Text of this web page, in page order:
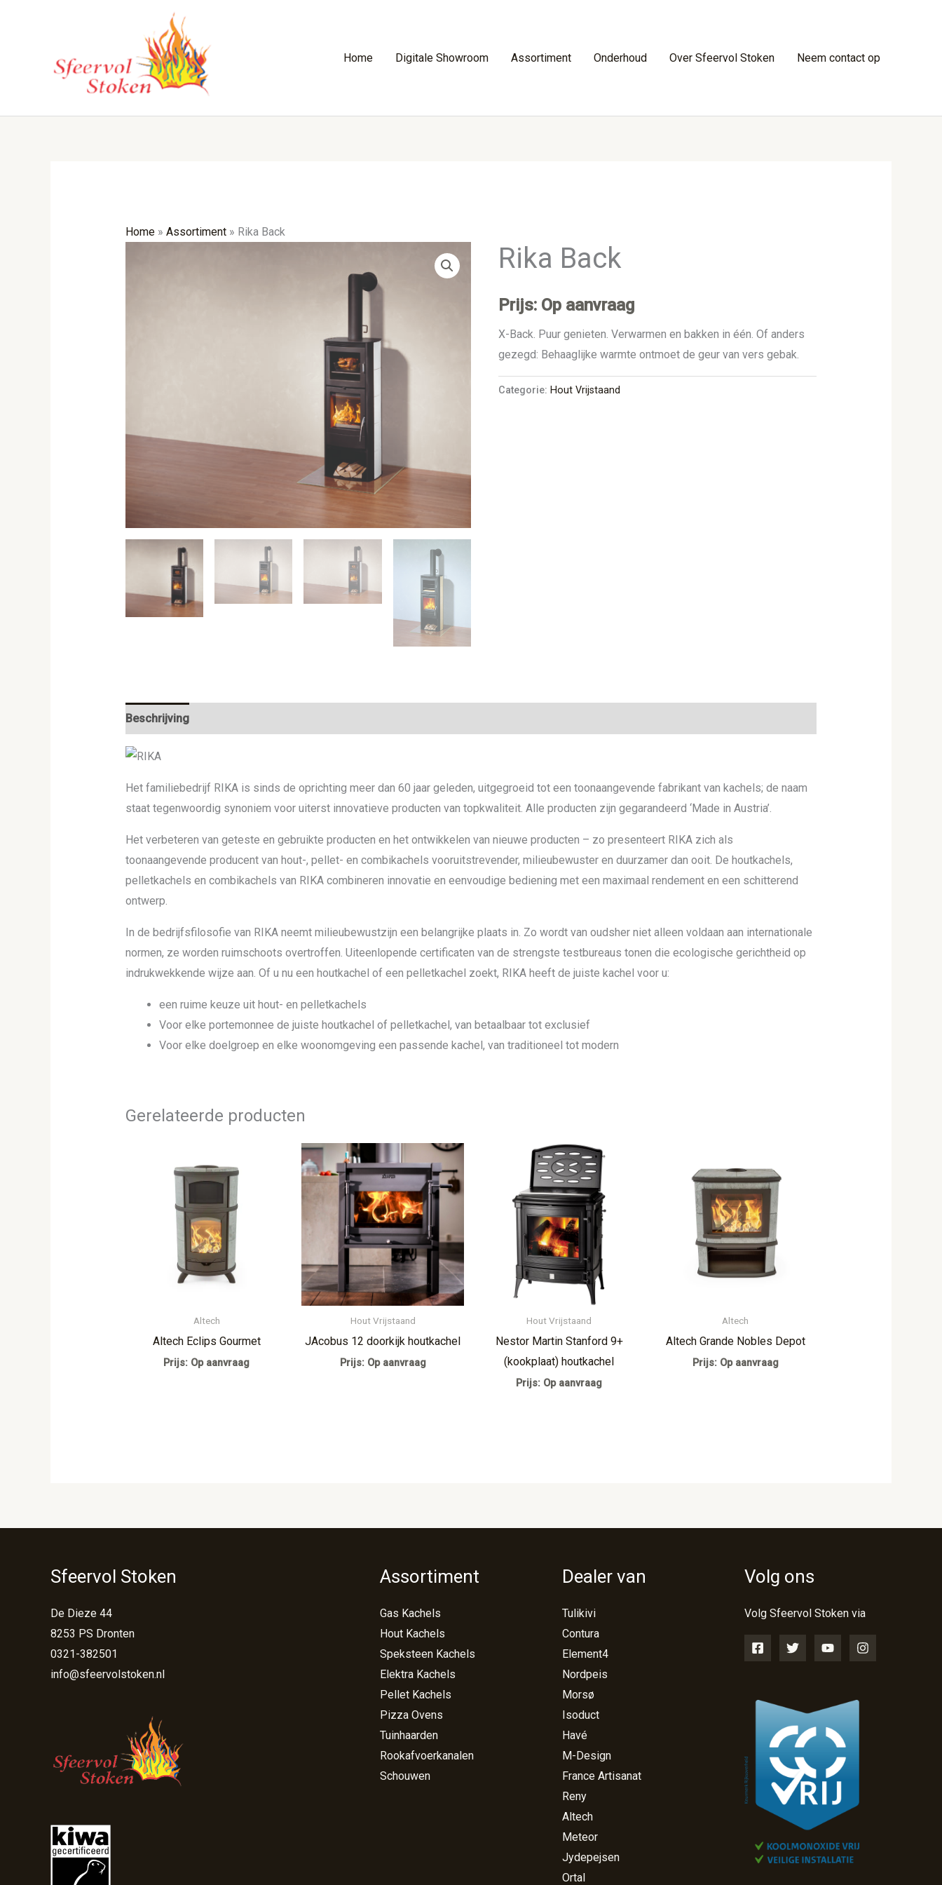
Home Digitale Showroom Assortiment Onderhoud Over Sfeervol Stoken Neem contact op
Home» Assortiment» Rika Back
Rika Back
Prijs: Op aanvraag
X-Back. Puur genieten. Verwarmen en bakken in één. Of anders
gezegd: Behaaglijke warmte ontmoet de geur van vers gebak.
Categorie: Hout Vrijstaand
Beschrijving
Het familiebedrijf RIKA is sinds de oprichting meer dan 60 jaar geleden, uitgegroeid tot een toonaangevende fabrikant van kachels; de naam
staat tegenwoordig synoniem voor uiterst innovatieve producten van topkwaliteit. Alle producten zijn gegarandeerd ‘Made in Austria’.
Het verbeteren van geteste en gebruikte producten en het ontwikkelen van nieuwe producten – zo presenteert RIKA zich als
toonaangevende producent van hout-, pellet- en combikachels vooruitstrevender, milieubewuster en duurzamer dan ooit. De houtkachels,
pelletkachels en combikachels van RIKA combineren innovatie en eenvoudige bediening met een maximaal rendement en een schitterend
ontwerp.
In de bedrijfsfilosofie van RIKA neemt milieubewustzijn een belangrijke plaats in. Zo wordt van oudsher niet alleen voldaan aan internationale
normen, ze worden ruimschoots overtroffen. Uiteenlopende certificaten van de strengste testbureaus tonen die ecologische gerichtheid op
indrukwekkende wijze aan. Of u nu een houtkachel of een pelletkachel zoekt, RIKA heeft de juiste kachel voor u:
een ruime keuze uit hout- en pelletkachels
Voor elke portemonnee de juiste houtkachel of pelletkachel, van betaalbaar tot exclusief
Voor elke doelgroep en elke woonomgeving een passende kachel, van traditioneel tot modern
Gerelateerde producten
Altech
Altech Eclips Gourmet
Prijs: Op aanvraag
Hout Vrijstaand
JAcobus 12 doorkijk houtkachel
Prijs: Op aanvraag
Hout Vrijstaand
Nestor Martin Stanford 9+
(kookplaat) houtkachel
Prijs: Op aanvraag
Altech
Altech Grande Nobles Depot
Prijs: Op aanvraag
Sfeervol Stoken
De Dieze 44
8253 PS Dronten
0321-382501
info@sfeervolstoken.nl
Assortiment
Gas Kachels
Hout Kachels
Speksteen Kachels
Elektra Kachels
Pellet Kachels
Pizza Ovens
Tuinhaarden
Rookafvoerkanalen
Schouwen
Dealer van
Tulikivi
Contura
Element4
Nordpeis
Morsø
Isoduct
Havé
M-Design
France Artisanat
Reny
Altech
Meteor
Jydepejsen
Ortal
Volg ons
Volg Sfeervol Stoken via